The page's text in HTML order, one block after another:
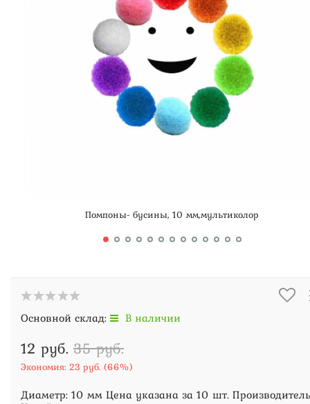
Помпоны- бусины, 10 мм,мультиколор
Основной склад: В наличии
12 руб. 35 руб.
Экономия: 23 руб. (66%)
Диаметр: 10 мм Цена указана за 10 шт.